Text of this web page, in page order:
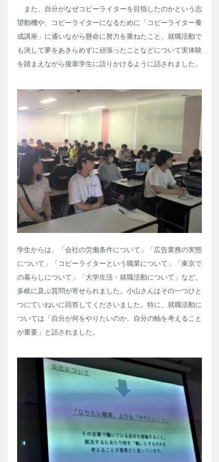
また、自分がなぜコピーライターを目指したのかという志
望動機や、コピーライターになるために「コピーライター養
成講座」に通いながら懸命に努力を重ねたこと、就職活動で
も決して夢をあきらめずに頑張ったことなどについて実体験
を踏まえながら後輩学生に語りかけるように話されました。
学生からは、「会社の労働条件について」「広告業務の実態
について」「コピーライターという職業について」「東京で
の暮らしについて」「大学生活・就職活動について」など、
多岐に及ぶ質問が寄せられました。小山さんはその一つひと
つにていねいに回答してくださいました。特に、就職活動に
ついては「自分が何をやりたいのか、自分の軸を考えること
が重要」と話されました。